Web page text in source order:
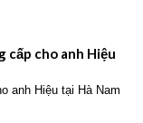
cho anh Hiệu
anh Hiệu tại Hà Nam